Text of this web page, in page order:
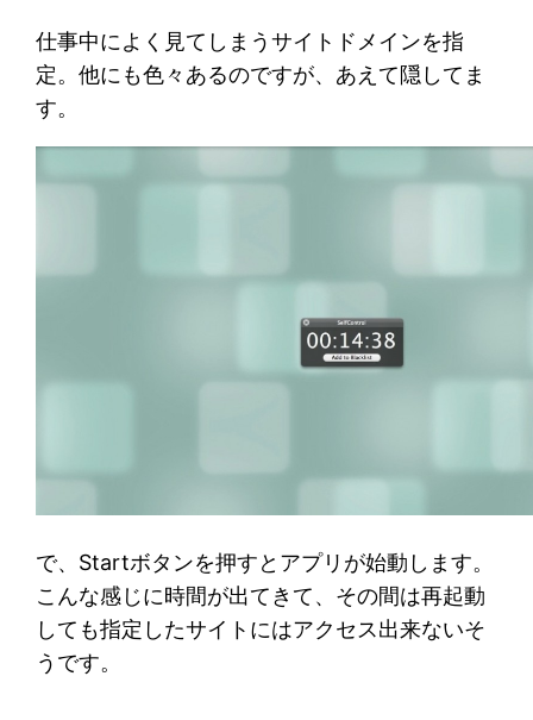
仕事中によく見てしまうサイトドメインを指
定。他にも色々あるのですが、あえて隠してま
す。
で、Startボタンを押すとアプリが始動します。
こんな感じに時間が出てきて、その間は再起動
しても指定したサイトにはアクセス出来ないそ
うです。